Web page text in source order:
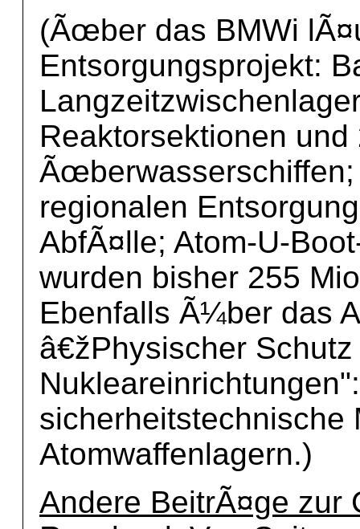
(Ãœber das BMWi
Entsorgungsprojekt:
Reaktorsektionen
regionalen
AbfÃ¤lle; Atom-U-
wurden bisher 255
Ebenfalls Ã¼ber das
â€žPhysischer
sicherheitstechnische
Atomwaffenlagern.)
Andere BeitrÃ¤ge zur